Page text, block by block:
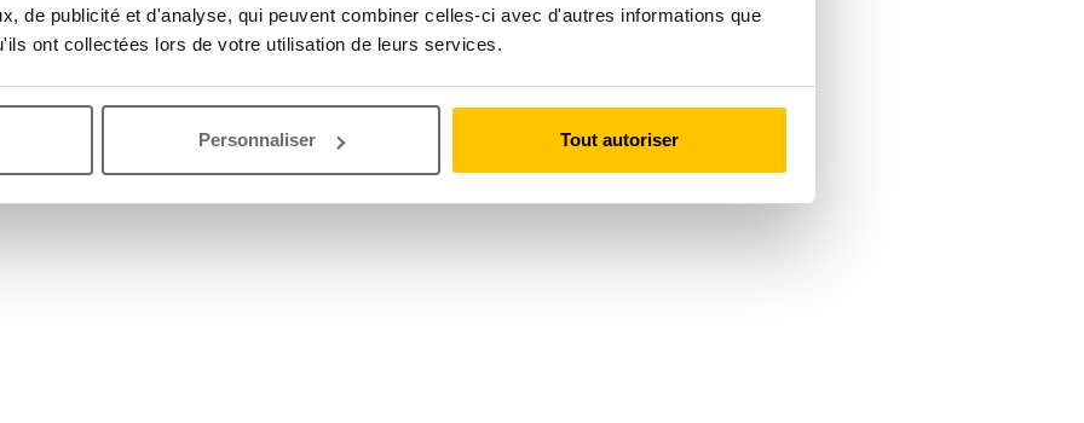
de publicité et d'analyse, qui peuvent combiner celles-ci avec d'autres informations que
ont collectées lors de votre utilisation de leurs services.
Personnaliser Tout autoriser